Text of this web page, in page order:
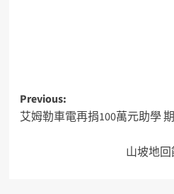
Previous:
艾姆勒車電再捐100萬元助學
山坡地